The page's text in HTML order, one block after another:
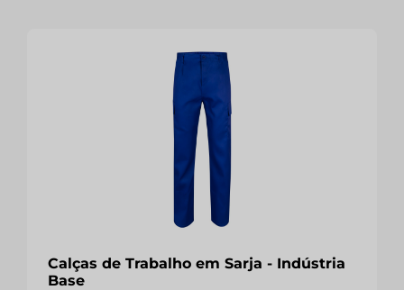
Calças de Trabalho em Sarja - Indústria
Base